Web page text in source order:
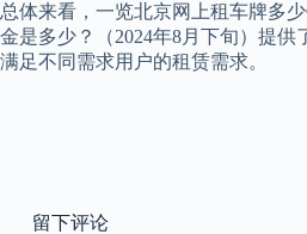
总体来看，一览北京网上租车牌多
金是多少？（2024年8月下旬）提供
满足不同需求用户的租赁需求。
留下评论